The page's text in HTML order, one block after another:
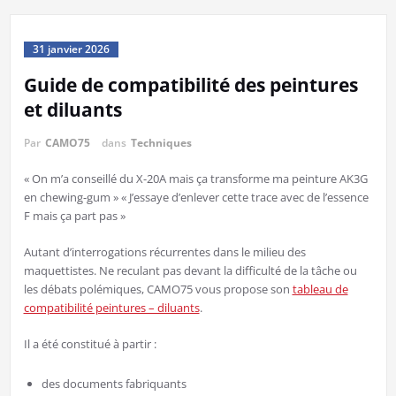
31 janvier 2026
Guide de compatibilité des peintures
et diluants
Par CAMO75 dans Techniques
« On m’a conseillé du X-20A mais ça transforme ma peinture AK3G
en chewing-gum » « J’essaye d’enlever cette trace avec de l’essence
F mais ça part pas »
Autant d’interrogations récurrentes dans le milieu des
maquettistes. Ne reculant pas devant la difficulté de la tâche ou
les débats polémiques, CAMO75 vous propose son tableau de
compatibilité peintures – diluants.
Il a été constitué à partir :
des documents fabriquants